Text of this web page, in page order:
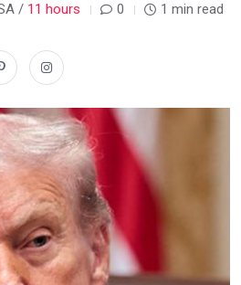
/ 11 hours 0 1 min read